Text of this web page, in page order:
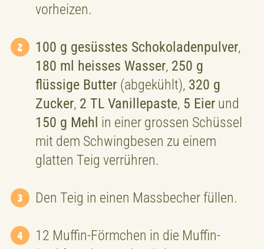
vorheizen.
100 g gesüsstes Schokoladenpulver,
180 ml heisses Wasser, 250 g
flüssige Butter (abgekühlt), 320 g
Zucker, 2 TL Vanillepaste, 5 Eier und
150 g Mehl in einer grossen Schüssel
mit dem Schwingbesen zu einem
glatten Teig verrühren.
Den Teig in einen Massbecher füllen.
12 Muffin-Förmchen in die Muffin-